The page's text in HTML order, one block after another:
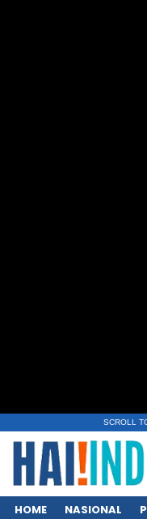
SCROLL
HOME NASIONAL